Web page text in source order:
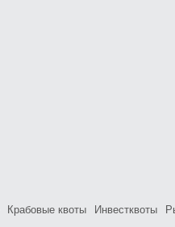
Крабовые квоты Инвестквоты